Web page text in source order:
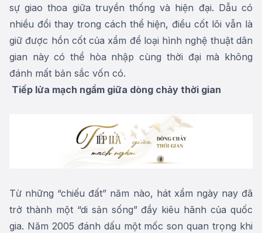
sự giao thoa giữa truyền thống và hiện đại. Dẫu có
nhiều đổi thay trong cách thể hiện, điều cốt lõi vẫn là
giữ được hồn cốt của xẩm để loại hình nghệ thuật dân
gian này có thể hòa nhập cùng thời đại mà không
đánh mất bản sắc vốn có.
Tiếp lửa mạch ngầm giữa dòng chảy thời gian
Từ những “chiếu đất” năm nào, hát xẩm ngày nay đã
trở thành một “di sản sống” đầy kiêu hãnh của quốc
gia. Năm 2005 đánh dấu một mốc son quan trọng khi